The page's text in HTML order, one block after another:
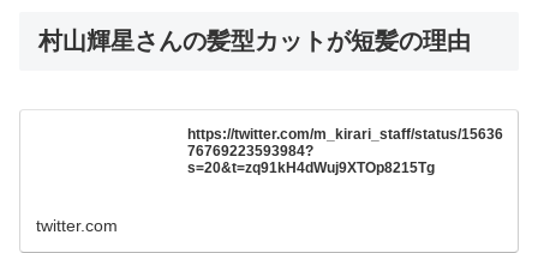
村山輝星さんの髪型カットが短髪の理由
https://twitter.com/m_kirari_staff/status/15636
76769223593984?
s=20&t=zq91kH4dWuj9XTOp8215Tg
twitter.com